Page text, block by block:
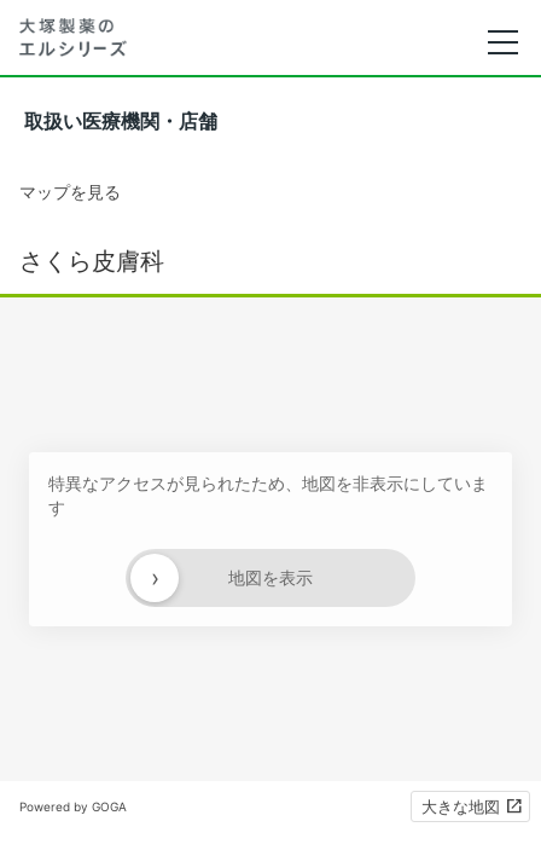
取扱い医療機関・店舗
マップを見る
さくら皮膚科
特異なアクセスが見られたため、地図を非表示にしていま
す
地図を表示
›
Powered by GOGA 大きな地図